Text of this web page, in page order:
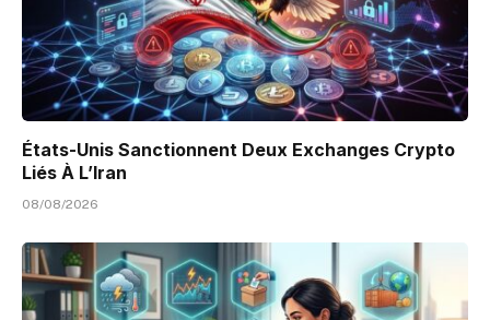
États-Unis Sanctionnent Deux Exchanges Crypto
Liés À L’Iran
08/08/2026